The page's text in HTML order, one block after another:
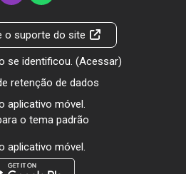
o suporte do site
se identificou. (Acessar)
retenção de dados
aplicativo móvel.
o tema padrão
aplicativo móvel.